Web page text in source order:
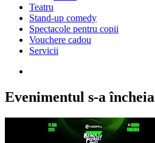
Teatru
Stand-up comedy
Spectacole pentru copii
Vouchere cadou
Servicii
Evenimentul s-a